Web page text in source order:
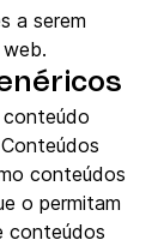
a serem
conteúdos
o permitam
conteúdos